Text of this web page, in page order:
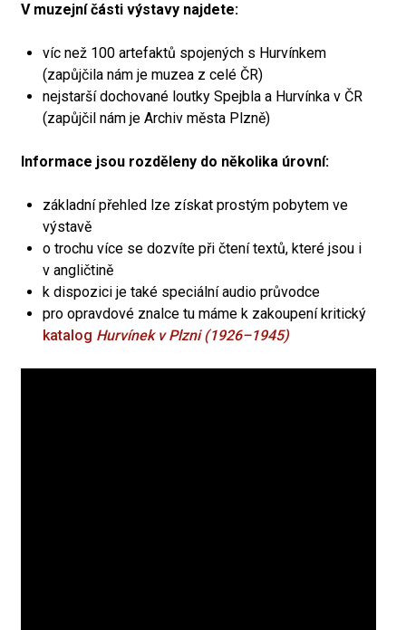
V muzejní části výstavy najdete:
víc než 100 artefaktů spojených s Hurvínkem
(zapůjčila nám je muzea z celé ČR)
nejstarší dochované loutky Spejbla a Hurvínka v ČR
(zapůjčil nám je Archiv města Plzně)
Informace jsou rozděleny do několika úrovní:
základní přehled lze získat prostým pobytem ve
výstavě
o trochu více se dozvíte při čtení textů, které jsou i
v angličtině
k dispozici je také speciální audio průvodce
pro opravdové znalce tu máme k zakoupení kritický
katalog Hurvínek v Plzni (1926–1945)